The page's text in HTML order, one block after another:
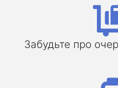
Забудьте про